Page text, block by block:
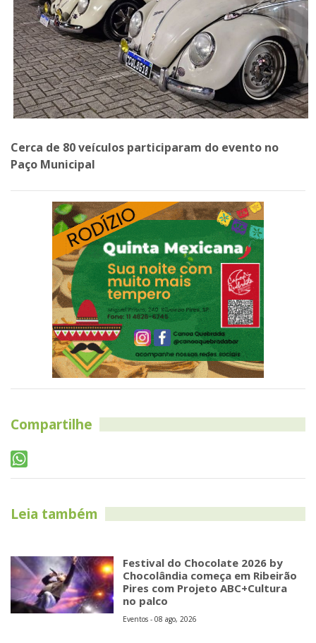
Cerca de 80 veículos participaram do evento no
Paço Municipal
Compartilhe
Leia também
Festival do Chocolate 2026 by
Chocolândia começa em Ribeirão
Pires com Projeto ABC+Cultura
no palco
Eventos - 08 ago, 2026